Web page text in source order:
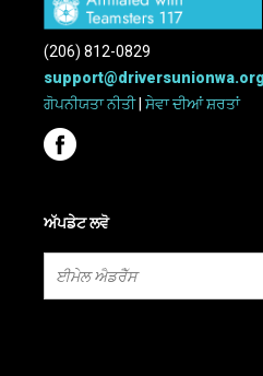
(206) 812-0829
support@driversunionwa.org
ਗੋਪਨੀਯਤਾ ਨੀਤੀ|ਸੇਵਾ ਦੀਆਂ ਸ਼ਰਤਾਂ
ਅੱਪਡੇਟ ਲਵੋ